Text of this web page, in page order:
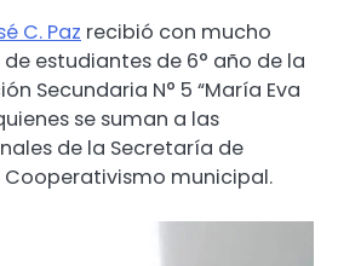
C. Paz recibió con mucho
estudiantes de 6° año de la
Secundaria N° 5 “María Eva
se suman a las
de la Secretaría de
Cooperativismo municipal.